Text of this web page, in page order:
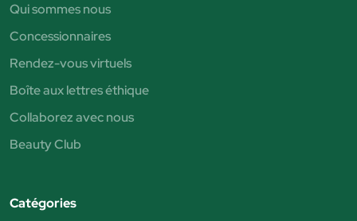
Qui sommes nous
Concessionnaires
Rendez-vous virtuels
Boîte aux lettres éthique
Collaborez avec nous
Beauty Club
Catégories